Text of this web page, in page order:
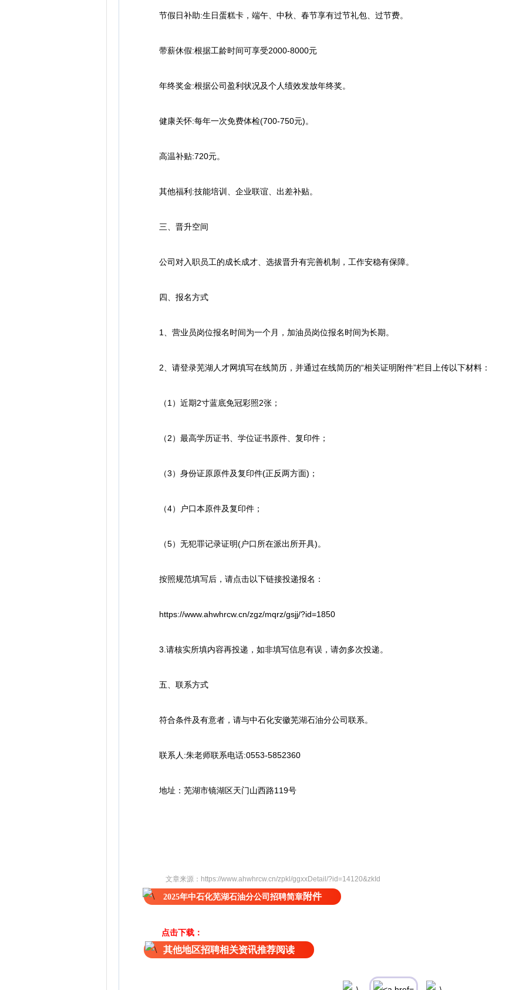
节假日补助:生日蛋糕卡，端午、中秋、春节享有过节礼包、过节费。
带薪休假:根据工龄时间可享受2000-8000元
年终奖金:根据公司盈利状况及个人绩效发放年终奖。
健康关怀:每年一次免费体检(700-750元)。
高温补贴:720元。
其他福利:技能培训、企业联谊、出差补贴。
三、晋升空间
公司对入职员工的成长成才、选拔晋升有完善机制，工作安稳有保障。
四、报名方式
1、营业员岗位报名时间为一个月，加油员岗位报名时间为长期。
2、请登录芜湖人才网填写在线简历，并通过在线简历的“相关证明附件”栏目上传以下材料：
（1）近期2寸蓝底免冠彩照2张；
（2）最高学历证书、学位证书原件、复印件；
（3）身份证原原件及复印件(正反两方面)；
（4）户口本原件及复印件；
（5）无犯罪记录证明(户口所在派出所开具)。
按照规范填写后，请点击以下链接投递报名：
https://www.ahwhrcw.cn/zgz/mqrz/gsjj/?id=1850
3.请核实所填内容再投递，如非填写信息有误，请勿多次投递。
五、联系方式
符合条件及有意者，请与中石化安徽芜湖石油分公司联系。
联系人:朱老师联系电话:0553-5852360
地址：芜湖市镜湖区天门山西路119号
文章来源： https://www.ahwhrcw.cn/zpkl/ggxxDetail/?id=14120&zkId
2025年中石化芜湖石油分公司招聘简章附件
点击下载：
其他地区招聘相关资讯推荐阅读